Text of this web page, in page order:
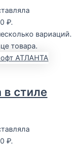
₽.
вариаций.
товара.
в стиле
₽.